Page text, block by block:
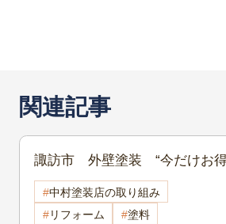
関連記事
諏訪市 外壁塗装 “今だけお得
ト？諏訪市で外壁塗装を頼む前
きたい相場と見極めのコツ
中村塗装店の取り組み
リフォーム
塗料